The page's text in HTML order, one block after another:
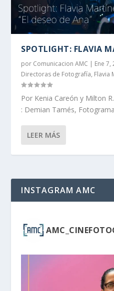
SPOTLIGHT: FLAVIA
por Comunicacion AMC | Ene 7,
Directoras de Fotografía, Flavia
Por Kenia Careón y Milton
: Demian Tamés,
LEER MÁS
INSTAGRAM AMC